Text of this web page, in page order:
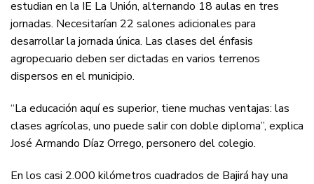
estudian en la IE La Unión, alternando 18 aulas en tres
jornadas. Necesitarían 22 salones adicionales para
desarrollar la jornada única. Las clases del énfasis
agropecuario deben ser dictadas en varios terrenos
dispersos en el municipio.
“La educación aquí es superior, tiene muchas ventajas: las
clases agrícolas, uno puede salir con doble diploma”, explica
José Armando Díaz Orrego, personero del colegio.
En los casi 2.000 kilómetros cuadrados de Bajirá hay una